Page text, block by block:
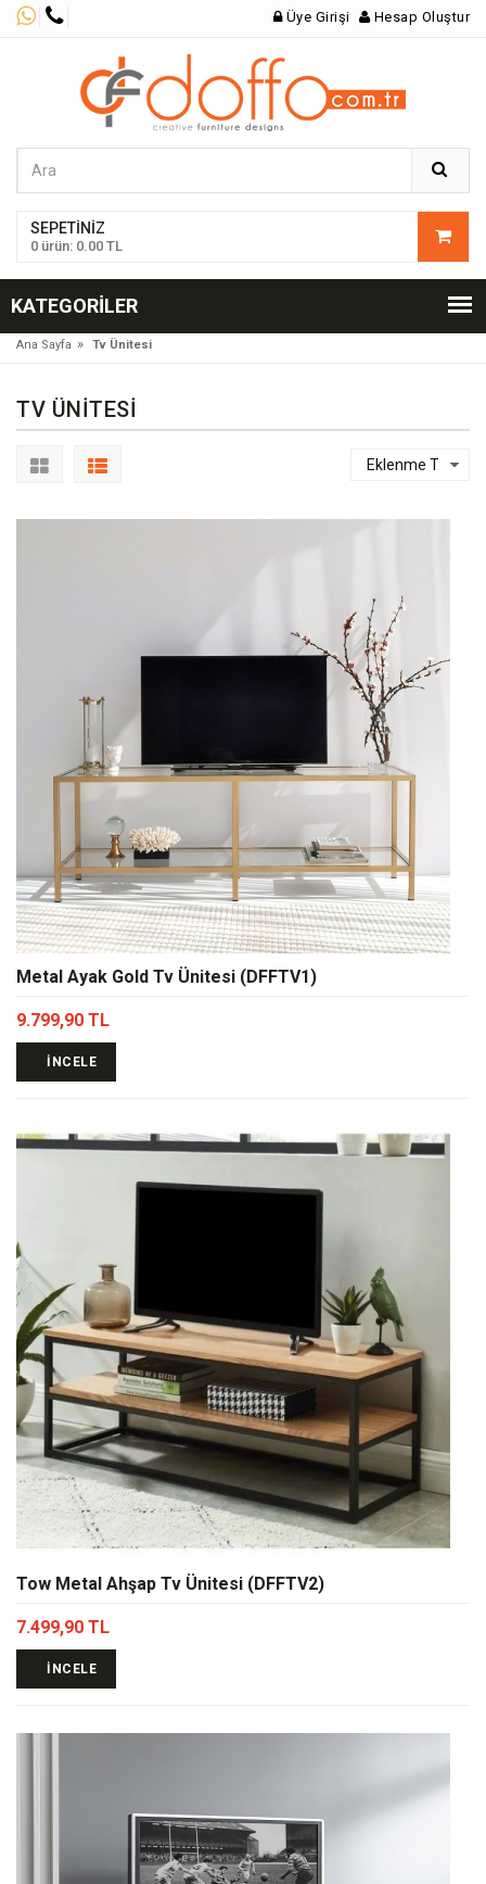
Üye Girişi Hesap Oluştur
SEPETINIZ
0 ürün: 0.00 TL
KATEGORILER
Ana Sayfa » Tv Ünitesi
TV ÜNITESI
Metal Ayak Gold Tv Ünitesi (DFFTV1)
9.799,90 TL
İNCELE
Tow Metal Ahşap Tv Ünitesi (DFFTV2)
7.499,90 TL
İNCELE